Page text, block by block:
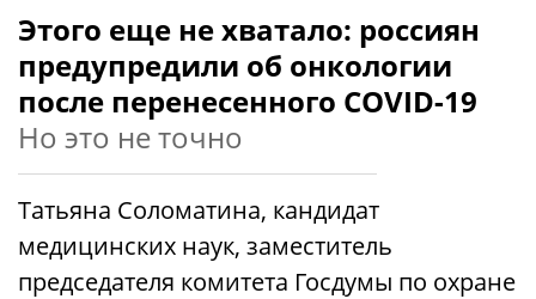
Этого еще не хватало: россиян
предупредили об онкологии
после перенесенного COVID-19
Но это не точно
Татьяна Соломатина, кандидат
медицинских наук, заместитель
председателя комитета Госдумы по охране